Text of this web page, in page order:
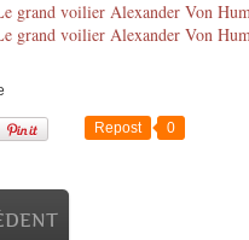
Repost 0